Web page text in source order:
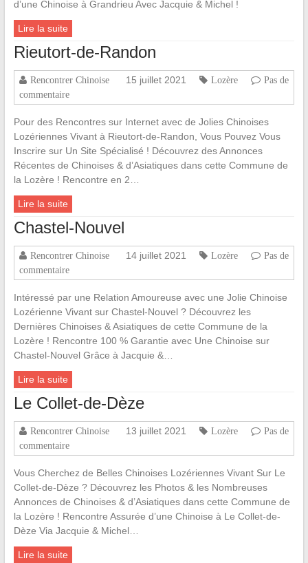
d’une Chinoise à Grandrieu Avec Jacquie & Michel !
Lire la suite
Rieutort-de-Randon
Rencontrer Chinoise 15 juillet 2021 Lozère
Pas de
commentaire
Pour des Rencontres sur Internet avec de Jolies Chinoises
Lozériennes Vivant à Rieutort-de-Randon, Vous Pouvez Vous
Inscrire sur Un Site Spécialisé ! Découvrez des Annonces
Récentes de Chinoises & d’Asiatiques dans cette Commune de
la Lozère ! Rencontre en 2…
Lire la suite
Chastel-Nouvel
Rencontrer Chinoise 14 juillet 2021 Lozère
Pas de
commentaire
Intéressé par une Relation Amoureuse avec une Jolie Chinoise
Lozérienne Vivant sur Chastel-Nouvel ? Découvrez les
Dernières Chinoises & Asiatiques de cette Commune de la
Lozère ! Rencontre 100 % Garantie avec Une Chinoise sur
Chastel-Nouvel Grâce à Jacquie &…
Lire la suite
Le Collet-de-Dèze
Rencontrer Chinoise 13 juillet 2021 Lozère
Pas de
commentaire
Vous Cherchez de Belles Chinoises Lozériennes Vivant Sur Le
Collet-de-Dèze ? Découvrez les Photos & les Nombreuses
Annonces de Chinoises & d’Asiatiques dans cette Commune de
la Lozère ! Rencontre Assurée d’une Chinoise à Le Collet-de-
Dèze Via Jacquie & Michel…
Lire la suite